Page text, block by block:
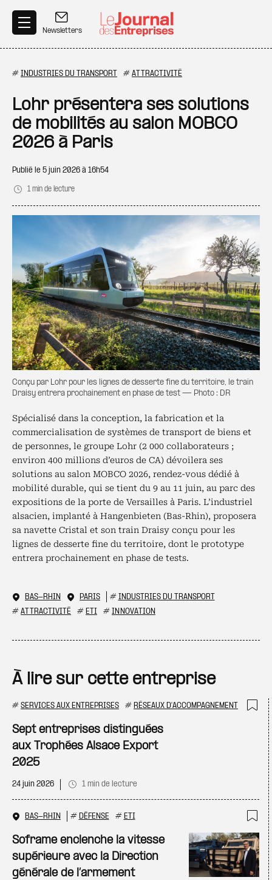
Newsletters
# INDUSTRIES DU TRANSPORT # ATTRACTIVITÉ
Lohr présentera ses solutions
de mobilités au salon MOBCO
2026 à Paris
Publié le 5 juin 2026 à 16h54
1 min de lecture
Conçu par Lohr pour les lignes de desserte fine du territoire, le train
Draisy entrera prochainement en phase de test — Photo : DR
Spécialisé dans la conception, la fabrication et la
commercialisation de systèmes de transport de biens et
de personnes, le groupe Lohr (2 000 collaborateurs ;
environ 400 millions d’euros de CA) dévoilera ses
solutions au salon MOBCO 2026, rendez-vous dédié à
mobilité durable, qui se tient du 9 au 11 juin, au parc des
expositions de la porte de Versailles à Paris. L’industriel
alsacien, implanté à Hangenbieten (Bas-Rhin), proposera
sa navette Cristal et son train Draisy conçu pour les
lignes de desserte fine du territoire, dont le prototype
entrera prochainement en phase de tests.
BAS-RHIN PARIS # INDUSTRIES DU TRANSPORT
# ATTRACTIVITÉ # ETI # INNOVATION
À lire sur cette entreprise
# SERVICES AUX ENTREPRISES # RÉSEAUX D'ACCOMPAGNEMENT
Sept entreprises distinguées
aux Trophées Alsace Export
2025
24 juin 2026 1 min de lecture
BAS-RHIN # DÉFENSE # ETI
Soframe enclenche la vitesse
supérieure avec la Direction
générale de l’armement